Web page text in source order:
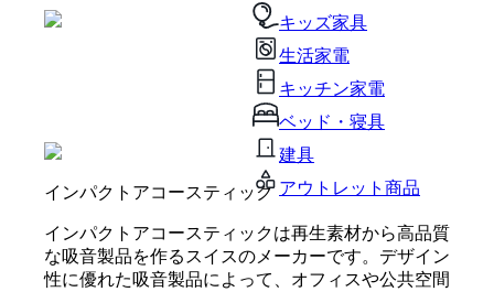
キッズ家具
生活家電
キッチン家電
ベッド・寝具
建具
アウトレット商品
インパクトアコースティック
インパクトアコースティックは再生素材から高品質
な吸音製品を作るスイスのメーカーです。デザイン
性に優れた吸音製品によって、オフィスや公共空間